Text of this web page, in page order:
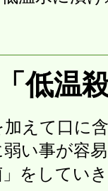
低温
えて口に
い事が容
をしてい